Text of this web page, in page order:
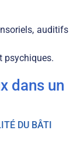
auditifs
psychiques.
DU BÂTI